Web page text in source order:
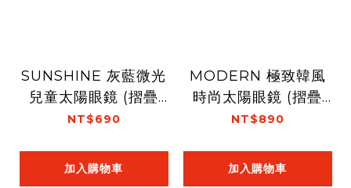
SUNSHINE 灰藍微光
兒童太陽眼鏡 (摺疊
款)
NT$690
加入購物車
MODERN 極致韓風
時尚太陽眼鏡 (摺疊
款)(焦糖棕)
NT$890
加入購物車